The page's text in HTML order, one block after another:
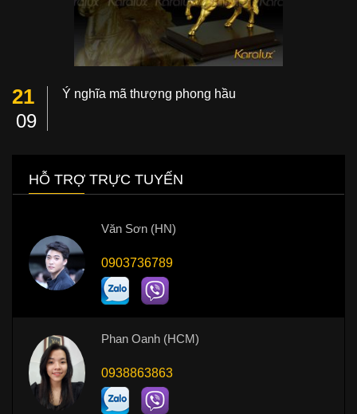
21
09
Ý nghĩa mã thượng phong hầu
HỖ TRỢ TRỰC TUYẾN
Văn Sơn (HN)
0903736789
Phan Oanh (HCM)
0938863863